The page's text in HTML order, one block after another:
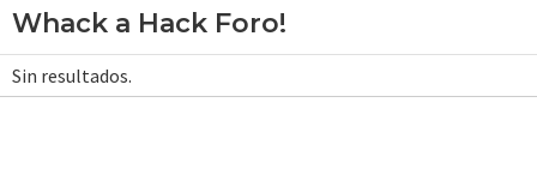
Whack a Hack Foro!
Sin resultados.